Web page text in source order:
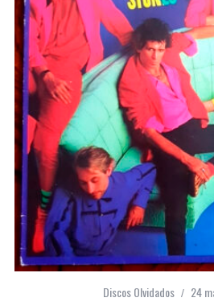
Discos Olvidados 24